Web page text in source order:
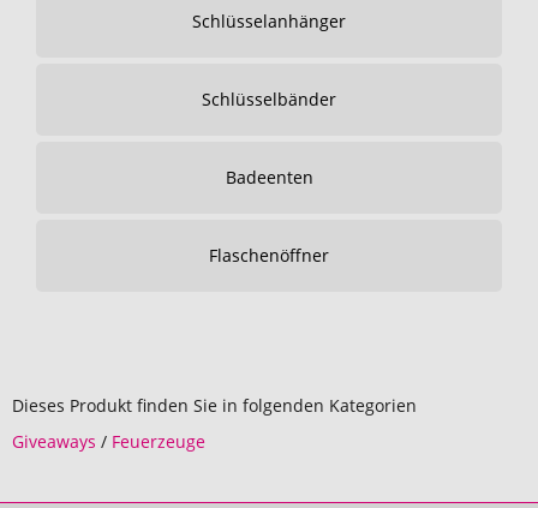
Schlüsselanhänger
Schlüsselbänder
Badeenten
Flaschenöffner
Dieses Produkt finden Sie in folgenden Kategorien
Giveaways / Feuerzeuge